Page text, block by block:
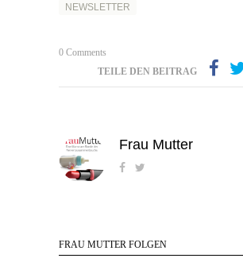
NEWSLETTER
0 Comments
TEILE DEN BEITRAG
Frau Mutter
FRAU MUTTER FOLGEN